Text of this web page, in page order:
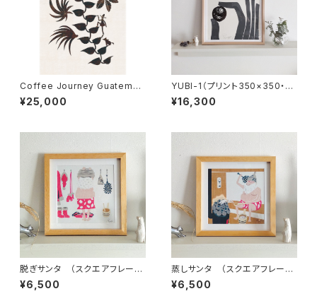
Coffee Journey Guatemal
a 7枚限定（フレーム・サイン・
エディションNO.付）
¥25,000
YUBI-1（プリント350×350・サ
イン・フレーム付)
¥16,300
脱ぎサンタ （スクエアフレーム
付・サイン入り）蒸しサンタシリ
ーズ・サウナサンタ
¥6,500
蒸しサンタ （スクエアフレーム
付・サイン入り）蒸しサンタシリ
ーズ・サウナサンタ
¥6,500